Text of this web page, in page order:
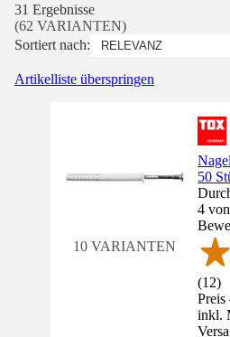
31 Ergebnisse
(62 VARIANTEN)
Sortiert nach:
Artikelliste überspringen
10 VARIANTEN
50
4
(12)
inkl.